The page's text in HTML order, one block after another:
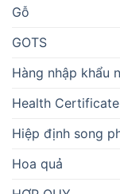
Gỗ
GOTS
Hàng nhập khẩu
Health Certificate
Hiệp định song
Hoa quả